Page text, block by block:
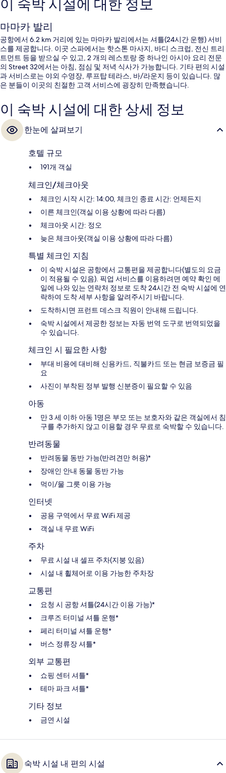
이 숙박 시설에 대한 정보
마마카 발리
공항에서 6.2 km 거리에 있는 마마카 발리에서는 셔틀(24시간 운행) 서비
스를 제공합니다. 이곳 스파에서는 핫스톤 마사지, 바디 스크럽, 전신 트리
트먼트 등을 받으실 수 있고, 2 개의 레스토랑 중 하나인 아시아 요리 전문
의 Street 32에서는 아침, 점심 및 저녁 식사가 가능합니다. 기타 편의 시설
과 서비스로는 야외 수영장, 루프탑 테라스, 바/라운지 등이 있습니다. 많
은 분들이 이곳의 친절한 고객 서비스에 굉장히 만족했습니다.
이 숙박 시설에 대한 상세 정보
한눈에 살펴보기
호텔 규모
191개 객실
체크인/체크아웃
체크인 시작 시간: 14:00, 체크인 종료 시간: 언제든지
이른 체크인(객실 이용 상황에 따라 다름)
체크아웃 시간: 정오
늦은 체크아웃(객실 이용 상황에 따라 다름)
특별 체크인 지침
이 숙박 시설은 공항에서 교통편을 제공합니다(별도의 요금
이 적용될 수 있음). 픽업 서비스를 이용하려면 예약 확인 메
일에 나와 있는 연락처 정보로 도착 24시간 전 숙박 시설에 연
락하여 도착 세부 사항을 알려주시기 바랍니다.
도착하시면 프런트 데스크 직원이 안내해 드립니다.
숙박 시설에서 제공한 정보는 자동 번역 도구로 번역되었을
수 있습니다.
체크인 시 필요한 사항
부대 비용에 대비해 신용카드, 직불카드 또는 현금 보증금 필
요
사진이 부착된 정부 발행 신분증이 필요할 수 있음
아동
만 3 세 이하 아동 1명은 부모 또는 보호자와 같은 객실에서 침
구를 추가하지 않고 이용할 경우 무료로 숙박할 수 있습니다.
반려동물
반려동물 동반 가능(반려견만 허용)*
장애인 안내 동물 동반 가능
먹이/물 그릇 이용 가능
인터넷
공용 구역에서 무료 WiFi 제공
객실 내 무료 WiFi
주차
무료 시설 내 셀프 주차(지붕 있음)
시설 내 휠체어로 이용 가능한 주차장
교통편
요청 시 공항 셔틀(24시간 이용 가능)*
크루즈 터미널 셔틀 운행*
페리 터미널 셔틀 운행*
버스 정류장 셔틀*
외부 교통편
쇼핑 센터 셔틀*
테마 파크 셔틀*
기타 정보
금연 시설
숙박 시설 내 편의 시설